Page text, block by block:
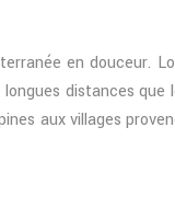
en douceur.
distances
aux villages